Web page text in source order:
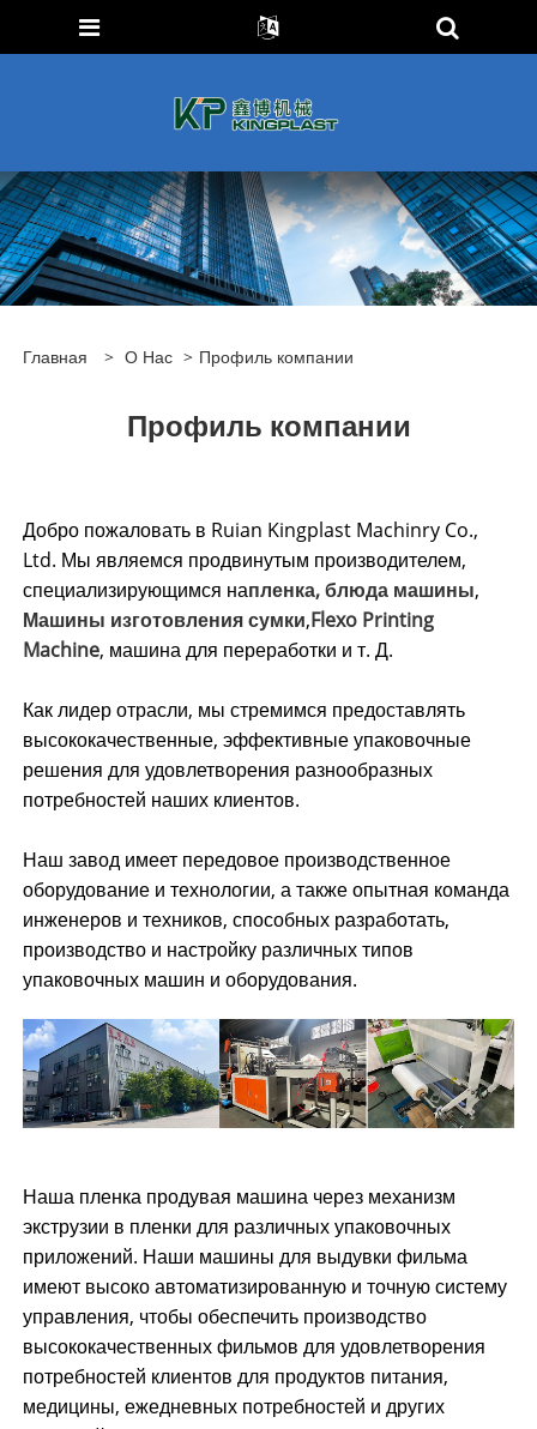
Главная > О Нас > Профиль компании
Профиль компании
Добро пожаловать в Ruian Kingplast Machinry Co.,
Ltd. Мы являемся продвинутым производителем,
специализирующимся напленка, блюда машины,
Машины изготовления сумки,Flexo Printing
Machine, машина для переработки и т. Д.
Как лидер отрасли, мы стремимся предоставлять
высококачественные, эффективные упаковочные
решения для удовлетворения разнообразных
потребностей наших клиентов.
Наш завод имеет передовое производственное
оборудование и технологии, а также опытная команда
инженеров и техников, способных разработать,
производство и настройку различных типов
упаковочных машин и оборудования.
Наша пленка продувая машина через механизм
экструзии в пленки для различных упаковочных
приложений. Наши машины для выдувки фильма
имеют высоко автоматизированную и точную систему
управления, чтобы обеспечить производство
высококачественных фильмов для удовлетворения
потребностей клиентов для продуктов питания,
медицины, ежедневных потребностей и других